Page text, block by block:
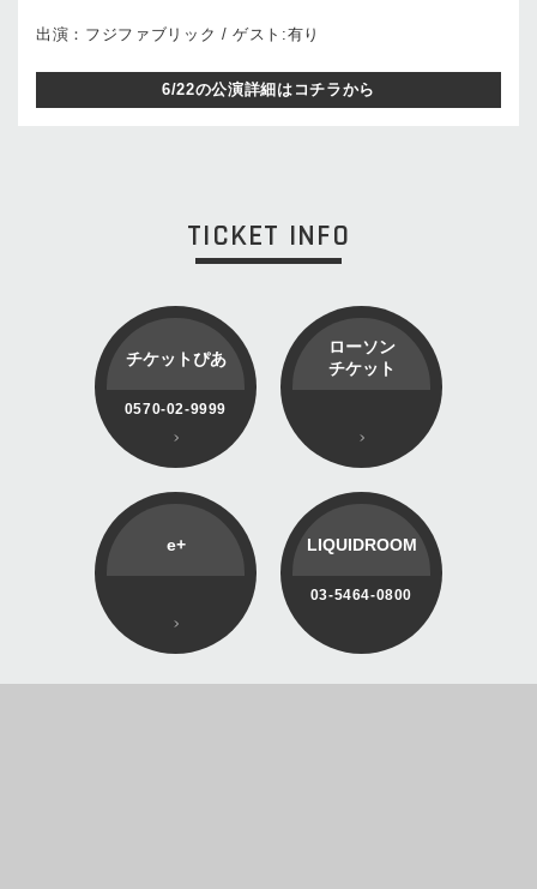
出演：フジファブリック / ゲスト:有り
6/22の公演詳細はコチラから
TICKET INFO
チケットぴあ
0570-02-9999
ローソン
チケット
e+ LIQUIDROOM
03-5464-0800